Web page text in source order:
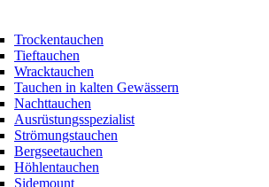
Trockentauchen
Tieftauchen
Wracktauchen
Tauchen in kalten Gewässern
Nachttauchen
Ausrüstungsspezialist
Strömungstauchen
Bergseetauchen
Höhlentauchen
Sidemount